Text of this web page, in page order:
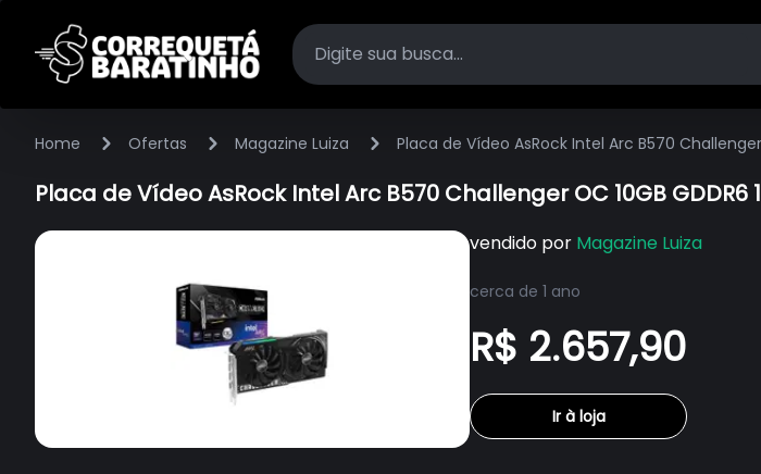
Home Ofertas Magazine Luiza Placa de Vídeo AsRock Intel Arc B570 Challenger
Placa de Vídeo AsRock Intel Arc B570 Challenger OC 10GB GDDR6
vendido por Magazine Luiza
cerca de 1 ano
R$ 2.657,90
Ir à loja